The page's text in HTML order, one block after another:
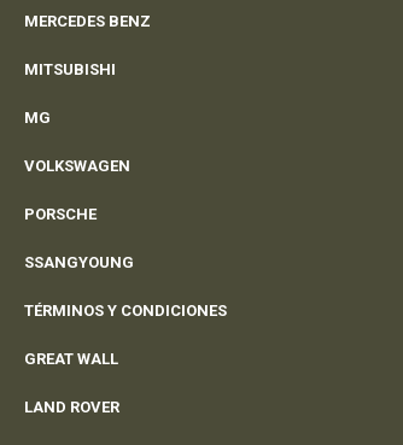
MERCEDES BENZ
MITSUBISHI
MG
VOLKSWAGEN
PORSCHE
SSANGYOUNG
TÉRMINOS Y CONDICIONES
GREAT WALL
LAND ROVER